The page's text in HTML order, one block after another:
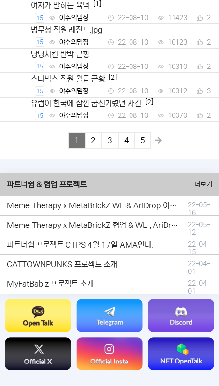
여자가 말하는 육덕 [1]
15 야수의밈장 22-08-10 11423 2
병무청 직원 레전드.jpg
15 야수의밈장 22-08-10 10123 2
당당치킨 반박 근황
15 야수의밈장 22-08-10 10310 2
스타벅스 직원 월급 근황 [2]
15 야수의밈장 22-08-10 10312 3
유럽이 한국에 잠깐 굽신거렸던 사건 [2]
15 야수의밈장 22-08-10 10070 2
1 2 3 4 5
파트너쉽 & 협업 프로젝트 더보기
Meme Therapy x MetaBrickZ WL & AriDrop 이벤트 결과안내!
22-05-
16
Meme Therapy x MetaBrickZ 협업 & WL , AriDrop 이벤트 안내
22-05-
12
파트너쉽 프로젝트 CTPS 4월 17일 AMA안내.
22-04-
15
CATTOWNPUNKS 프로젝트 소개
22-04-
01
MyFatBabiz 프로젝트 소개
22-04-
01